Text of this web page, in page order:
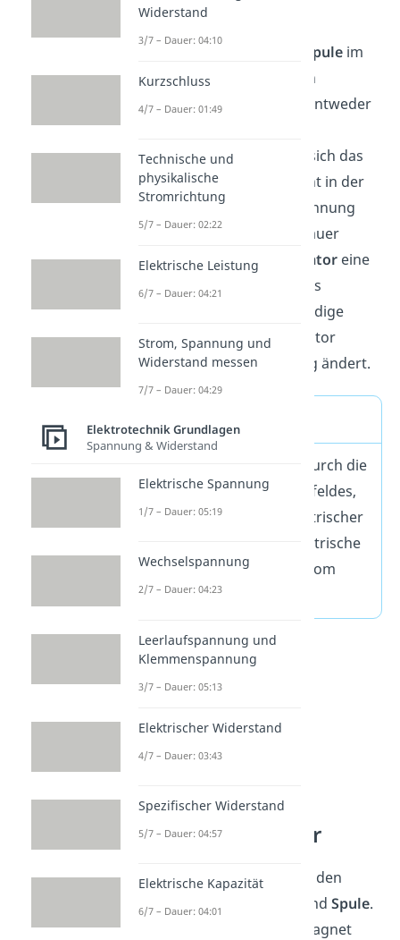
Leiterin Form einer Spule.
Außerdem muss sich die
Spuleim
Magnetfeld
des Magneten
befinden. Dreht sich nun entweder
Magnetfeldes oder dreht sich das
Magnetfeld selbst, entsteht in der
Spule eine elektrische Spannung
und somit ein Strom. Genauer
gesagt entsteht im
Generatoreine
Wechselspannung, weil das
Magnetfeld durch die ständige
Drehbewegung im Generator
immer wieder die Richtung ändert.
Induktion
Bei der Induktion wird durch die
Änderung eines Magnetfeldes,
in welchem sich ein elektrischer
Leiter befindet, eine elektrische
Spannung und somit Strom
erzeugt.
Aufbau Generator
Ein Generator besteht aus den
Hauptbauteilen
und Spule.
Je nachdem, ob sich der Magnet
Widerstand
3/7 – Dauer: 04:10
Kurzschluss
4/7 – Dauer: 01:49
Technische und
physikalische
Stromrichtung
5/7 – Dauer: 02:22
Elektrische Leistung
6/7 – Dauer: 04:21
Strom, Spannung und
Widerstand messen
7/7 – Dauer: 04:29
Elektrotechnik Grundlagen
Spannung & Widerstand
Elektrische Spannung
1/7 – Dauer: 05:19
Wechselspannung
2/7 – Dauer: 04:23
Leerlaufspannung und
Klemmenspannung
3/7 – Dauer: 05:13
Elektrischer Widerstand
4/7 – Dauer: 03:43
Spezifischer Widerstand
5/7 – Dauer: 04:57
Elektrische Kapazität
6/7 – Dauer: 04:01